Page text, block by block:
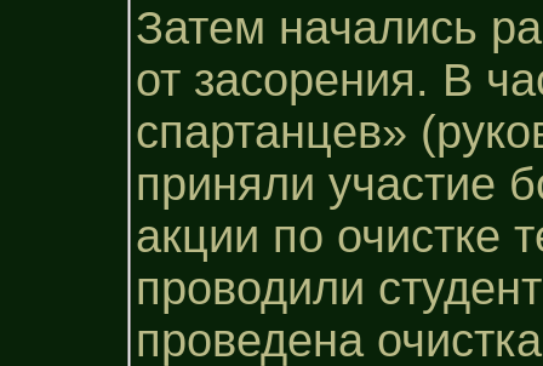
Затем начались
от засорения. В
спартанцев»
приняли участие
акции по очистке
проводили
проведена